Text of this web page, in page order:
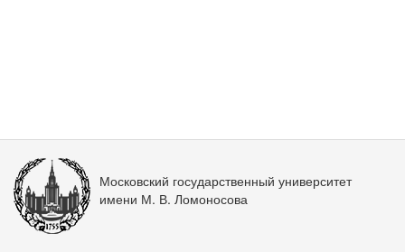
Московский государственный университет
имени М. В. Ломоносова